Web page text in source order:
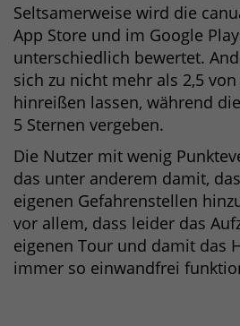
Seltsamerweise wird die
App Store und im Google
unterschiedlich bewertet.
sich zu nicht mehr als 2,5 von
hinreißen lassen, während
5 Sternen vergeben.
Die Nutzer mit wenig
das unter anderem damit,
eigenen Gefahrenstellen
vor allem, dass leider das
eigenen Tour und damit das
immer so einwandfrei